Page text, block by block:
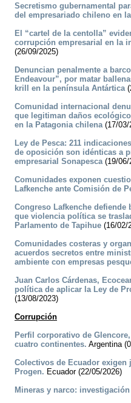
Secretismo gubernamental
del empresariado chileno en
El “cartel de la centolla”
corrupción empresarial en la
(26/09/2025)
Denuncian penalmente a
Endeavour”, por matar
krill en la península Antártica
Comunidad internacional
que legitiman daños
en la Patagonia chilena(17/03/
Ley de Pesca: 211
de oposición son idénticas a
empresarial Sonapesca(19/06/
Comunidades exponen
Lafkenche ante Comisión de
Congreso Lafkenche defiende
que violencia política se
Parlamento de Tapihue (16/02/
Comunidades costeras y
acuerdos secretos entre
ambiente con empresas
Juan Carlos Cárdenas,
política de aplicar la Ley de
(13/08/2023)
Corrupción
Perfil corporativo de
cuatro continentes. Argentina
Colectivos de Ecuador
Progen. Ecuador (22/05/2026)
Mineras y narco: